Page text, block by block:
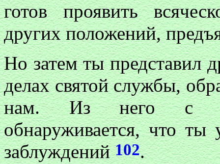
готов проявить
других положений,
Но затем ты представил
делах святой службы,
нам. Из него с
обнаруживается, что
заблуждений102.